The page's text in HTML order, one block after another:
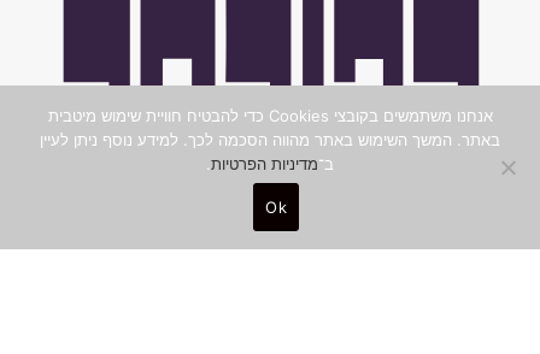
אנחנו משתמשים בקובצי Cookies כדי להבטיח חוויית שימוש מיטבית
באתר. המשך השימוש באתר מהווה הסכמה לכך. למידע נוסף ניתן לעיין
ב־מדיניות הפרטיות
Ok